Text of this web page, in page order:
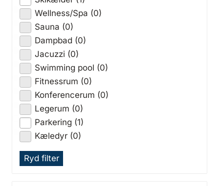
Wellness/Spa (0)
Sauna (0)
Dampbad (0)
Jacuzzi (0)
Swimming pool (0)
Fitnessrum (0)
Konferencerum (0)
Legerum (0)
Parkering (1)
Kæledyr (0)
Ryd filter